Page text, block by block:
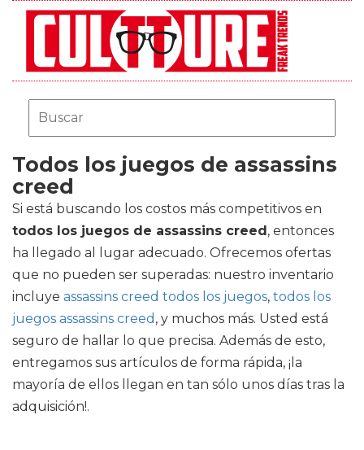
Todos los juegos de assassins
creed
Si está buscando los costos más competitivos en
todos los juegos de assassins creed, entonces
ha llegado al lugar adecuado. Ofrecemos ofertas
que no pueden ser superadas: nuestro inventario
incluye assassins creed todos los juegos, todos los
juegos assassins creed , y muchos más. Usted está
seguro de hallar lo que precisa. Además de esto,
entregamos sus artículos de forma rápida, ¡la
mayoría de ellos llegan en tan sólo unos días tras la
adquisición!.